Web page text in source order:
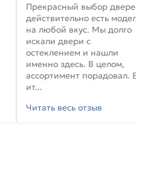
Прекрасный выбор
действительно есть модели
на любой вкус. Мы долго
искали двери с
остеклением и нашли
именно здесь. В целом,
ассортимент порадовал. В
ит...
Читать весь отзыв